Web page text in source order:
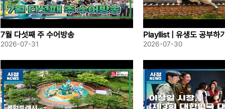
7월 다섯째 주 수어방송
2026-07-31
Playllist | 유생도 공부하
2026-07-30